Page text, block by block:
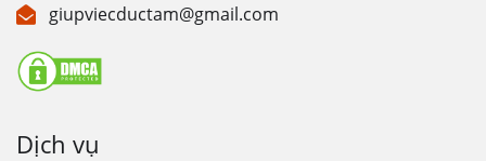
giupviecductam@gmail.com
Dịch vụ